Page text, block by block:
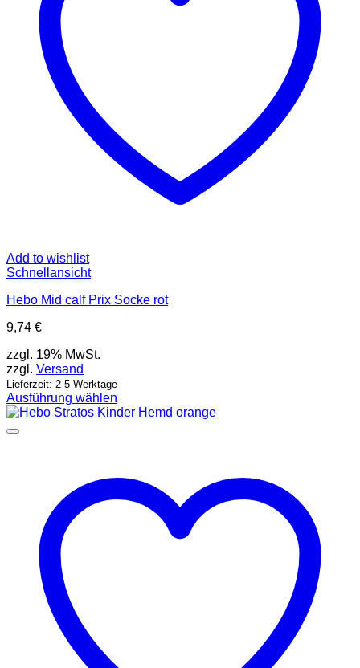
Add to wishlist
Schnellansicht
Hebo Mid calf Prix Socke rot
9,74 €
zzgl. 19% MwSt.
zzgl. Versand
Lieferzeit: 2-5 Werktage
Ausführung wählen
Dieses
Produkt
Optionen
können
Produktseite
gewählt
werden